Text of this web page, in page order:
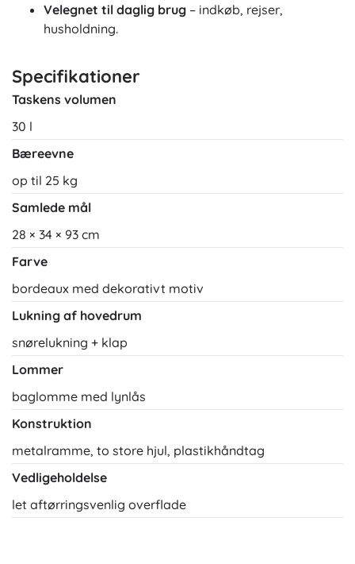
Velegnet til daglig brug – indkøb, rejser,
husholdning.
Specifikationer
Taskens volumen
30 l
Bæreevne
op til 25 kg
Samlede mål
28 × 34 × 93 cm
Farve
bordeaux med dekorativt motiv
Lukning af hovedrum
snørelukning + klap
Lommer
baglomme med lynlås
Konstruktion
metalramme, to store hjul, plastikhåndtag
Vedligeholdelse
let aftørringsvenlig overflade